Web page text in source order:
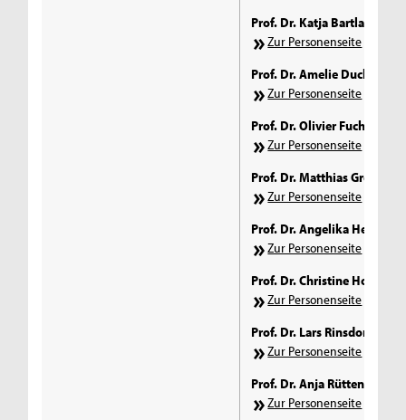
Prof. Dr. Katja Bartlakowski
Zur Personenseite
Prof. Dr. Amelie Duckwitz
Zur Personenseite
Prof. Dr. Olivier Fuchs
Zur Personenseite
Prof. Dr. Matthias Groß
Zur Personenseite
Prof. Dr. Angelika
Zur Personenseite
Prof. Dr. Christine Horz-
Zur Personenseite
Prof. Dr. Lars Rinsdorf
Zur Personenseite
Prof. Dr. Anja Rütten
Zur Personenseite